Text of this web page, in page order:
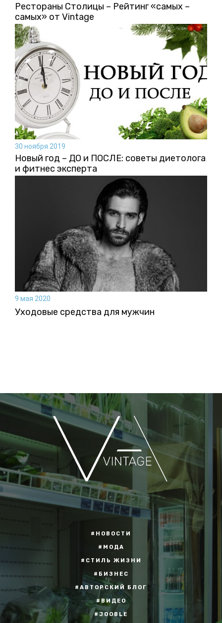
Рестораны Столицы – Рейтинг «самых –
самых» от Vintage
30 ноября 2019
Новый год – ДО и ПОСЛЕ: советы диетолога
и фитнес эксперта
9 мая 2020
Уходовые средства для мужчин
#НОВОСТИ
#МОДА
#СТИЛЬ ЖИЗНИ
#БИЗНЕС
#АВТОРСКИЙ БЛОГ
#ВИДЕО
#JOOBLE